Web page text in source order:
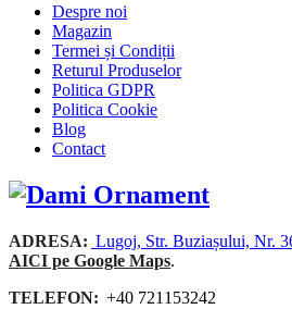
Despre noi
Magazin
Termei și Condiții
Returul Produselor
Politica GDPR
Politica Cookie
Blog
Contact
ADRESA: Lugoj, Str. Buziașului, Nr.
AICI pe Google Maps.
TELEFON: +40 721153242